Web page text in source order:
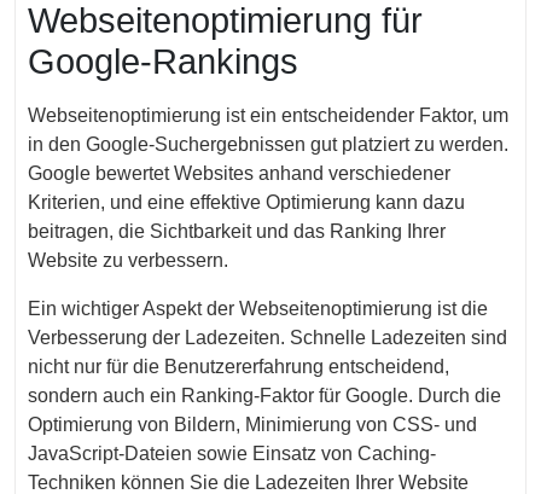
Webseitenoptimierung für
Google-Rankings
Webseitenoptimierung ist ein entscheidender Faktor, um
in den Google-Suchergebnissen gut platziert zu werden.
Google bewertet Websites anhand verschiedener
Kriterien, und eine effektive Optimierung kann dazu
beitragen, die Sichtbarkeit und das Ranking Ihrer
Website zu verbessern.
Ein wichtiger Aspekt der Webseitenoptimierung ist die
Verbesserung der Ladezeiten. Schnelle Ladezeiten sind
nicht nur für die Benutzererfahrung entscheidend,
sondern auch ein Ranking-Faktor für Google. Durch die
Optimierung von Bildern, Minimierung von CSS- und
JavaScript-Dateien sowie Einsatz von Caching-
Techniken können Sie die Ladezeiten Ihrer Website